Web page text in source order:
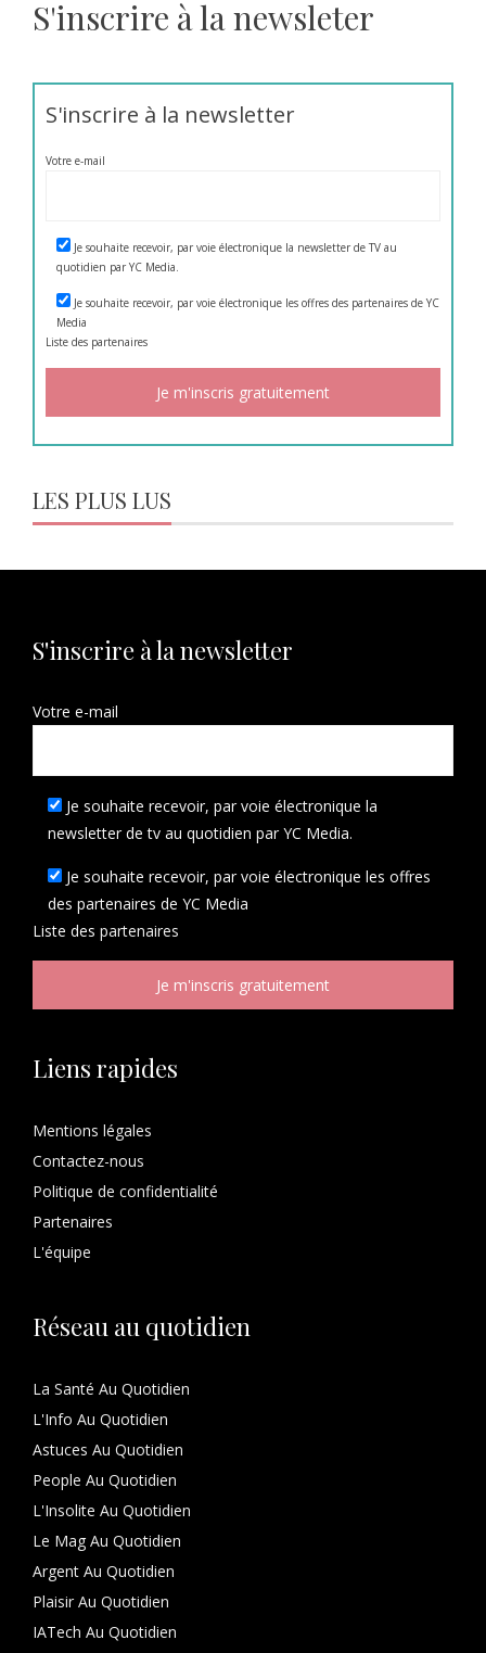
S'inscrire à la newsleter
S'inscrire à la newsletter
Votre e-mail
Je souhaite recevoir, par voie électronique la newsletter de TV au
quotidien par YC Media.
Je souhaite recevoir, par voie électronique les offres des partenaires de YC
Media
Liste des partenaires
LES PLUS LUS
S'inscrire à la newsletter
Votre e-mail
Je souhaite recevoir, par voie électronique la
newsletter de tv au quotidien par YC Media.
Je souhaite recevoir, par voie électronique les offres
des partenaires de YC Media
Liste des partenaires
Liens rapides
Mentions légales
Contactez-nous
Politique de confidentialité
Partenaires
L'équipe
Réseau au quotidien
La Santé Au Quotidien
L'Info Au Quotidien
Astuces Au Quotidien
People Au Quotidien
L'Insolite Au Quotidien
Le Mag Au Quotidien
Argent Au Quotidien
Plaisir Au Quotidien
IATech Au Quotidien